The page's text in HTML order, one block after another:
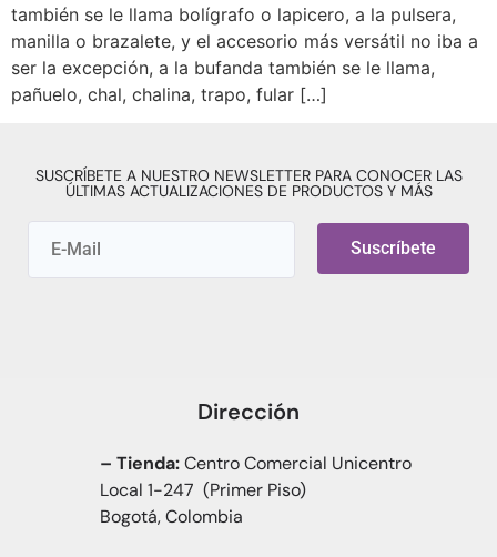
también se le llama bolígrafo o lapicero, a la pulsera,
manilla o brazalete, y el accesorio más versátil no iba a
ser la excepción, a la bufanda también se le llama,
pañuelo, chal, chalina, trapo, fular […]
SUSCRÍBETE A NUESTRO NEWSLETTER PARA CONOCER LAS
ÚLTIMAS ACTUALIZACIONES DE PRODUCTOS Y MÁS
Suscríbete
Dirección
– Tienda:Centro Comercial Unicentro
Local 1-247 (Primer Piso)
Bogotá, Colombia